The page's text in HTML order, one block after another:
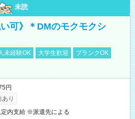
未読
可》＊DMのモクモクシ
未経験OK 大学生歓迎
ブランクOK
円
り
内支給 ※派遣先による